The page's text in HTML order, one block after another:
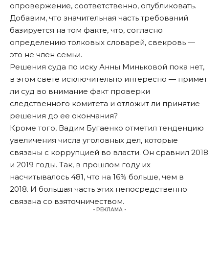
опровержение, соответственно, опубликовать.
Добавим, что значительная часть требований
базируется на том факте, что, согласно
определению толковых словарей, свекровь —
это не член семьи.
Решения суда по иску Анны Миньковой пока нет,
в этом свете исключительно интересно — примет
ли суд во внимание факт проверки
следственного комитета и отложит ли принятие
решения до ее окончания?
Кроме того, Вадим Бугаенко отметил тенденцию
увеличения числа уголовных дел, которые
связаны с коррупцией во власти. Он сравнил 2018
и 2019 годы. Так, в прошлом году их
насчитывалось 481, что на 16% больше, чем в
2018. И большая часть этих непосредственно
связана со взяточничеством.
- РЕКЛАМА -